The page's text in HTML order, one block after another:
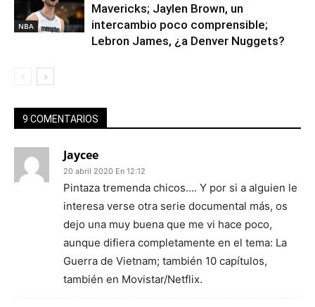
NBA
Mavericks; Jaylen Brown, un
intercambio poco comprensible;
Lebron James, ¿a Denver Nuggets?
9 COMENTARIOS
Jaycee
20 abril 2020 En 12:12
Pintaza tremenda chicos…. Y por si a alguien le
interesa verse otra serie documental más, os
dejo una muy buena que me vi hace poco,
aunque difiera completamente en el tema: La
Guerra de Vietnam; también 10 capítulos,
también en Movistar/Netflix.